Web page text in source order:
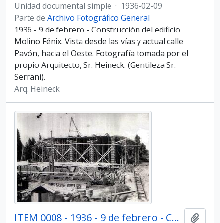
Unidad documental simple · 1936-02-09
Parte de Archivo Fotográfico General
1936 - 9 de febrero - Construcción del edificio
Molino Fénix. Vista desde las vías y actual calle
Pavón, hacia el Oeste. Fotografía tomada por el
propio Arquitecto, Sr. Heineck. (Gentileza Sr.
Serrani).
Arq. Heineck
ITEM 0008 - 1936 - 9 de febrero - Construcción del edificio Molino Fénix.